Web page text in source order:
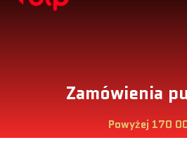
Zamówienia
Powyżej 170